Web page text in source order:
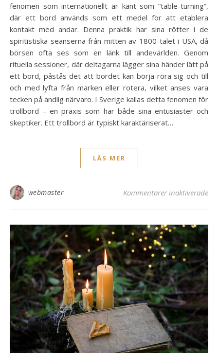
fenomen som internationellt är känt som ”table-turning”,
där ett bord används som ett medel för att etablera
kontakt med andar. Denna praktik har sina rötter i de
spiritistiska seanserna från mitten av 1800-talet i USA, då
börsen ofta ses som en länk till andevärlden. Genom
rituella sessioner, där deltagarna lägger sina händer lätt på
ett bord, påstås det att bordet kan börja röra sig och till
och med lyfta från marken eller rotera, vilket anses vara
tecken på andlig närvaro. I Sverige kallas detta fenomen för
trollbord – en praxis som har både sina entusiaster och
skeptiker. Ett trollbord är typiskt karaktäriserat…
LÄS MER
webmaster Kommentarer inaktiverade